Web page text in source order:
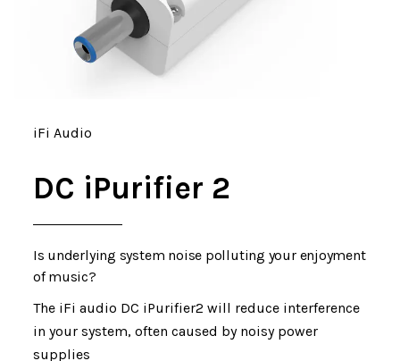
iFi Audio
DC iPurifier 2
Is underlying system noise polluting your enjoyment
of music?
The iFi audio DC iPurifier2 will reduce interference
in your system, often caused by noisy power
supplies